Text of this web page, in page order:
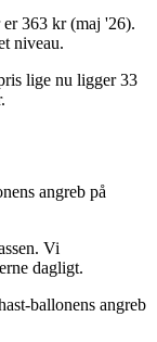
er 363 kr (maj '26).
niveau.
lige nu ligger 33
angreb på
Vi
dagligt.
ballonens angreb